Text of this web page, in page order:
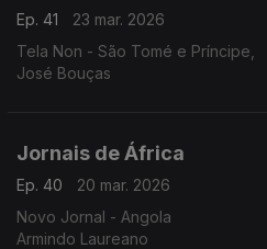
Ep. 41
23 mar. 2026
Tela Non - São Tomé e Príncipe,
José Bouças
Jornais de África
Ep. 40
20 mar. 2026
Novo Jornal - Angola
Armindo Laureano